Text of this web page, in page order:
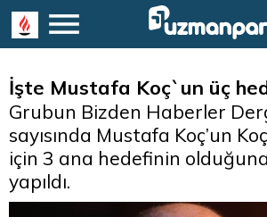
İşte Mustafa Koç`un üç
Grubun Bizden Haberler
sayısında Mustafa Koç’un
için 3 ana hedefinin
yapıldı.